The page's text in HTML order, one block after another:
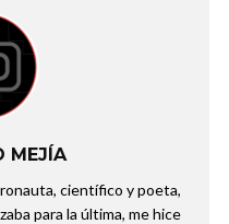
MEJÍA
científico y poeta,
para la última, me hice